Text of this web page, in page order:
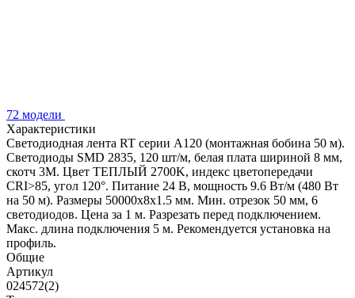
72 модели
Характеристики
Светодиодная лента RT серии A120 (монтажная бобина 50 м).
Светодиоды SMD 2835, 120 шт/м, белая плата шириной 8 мм,
скотч 3M. Цвет ТЕПЛЫЙ 2700K, индекс цветопередачи
CRI>85, угол 120°. Питание 24 В, мощность 9.6 Вт/м (480 Вт
на 50 м). Размеры 50000x8x1.5 мм. Мин. отрезок 50 мм, 6
светодиодов. Цена за 1 м. Разрезать перед подключением.
Макс. длина подключения 5 м. Рекомендуется установка на
профиль.
Общие
Артикул
024572(2)